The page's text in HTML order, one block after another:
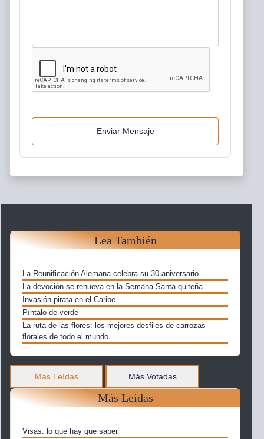
Enviar Mensaje
Lea También
La Reunificación Alemana celebra su 30 aniversario
La devoción se renueva en la Semana Santa quiteña
Invasión pirata en el Caribe
Píntalo de verde
La ruta de las flores: los mejores desfiles de carrozas
florales de todo el mundo
Más Leídas Más Votadas
Más Leídas
Visas: lo que hay que saber